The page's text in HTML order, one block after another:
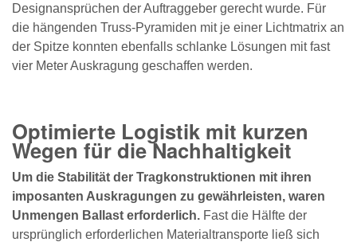
Designansprüchen der Auftraggeber gerecht wurde. Für
die hängenden Truss-Pyramiden mit je einer Lichtmatrix an
der Spitze konnten ebenfalls schlanke Lösungen mit fast
vier Meter Auskragung geschaffen werden.
Optimierte Logistik mit kurzen
Wegen für die Nachhaltigkeit
Um die Stabilität der Tragkonstruktionen mit ihren
imposanten Auskragungen zu gewährleisten, waren
Unmengen Ballast erforderlich. Fast die Hälfte der
ursprünglich erforderlichen Materialtransporte ließ sich